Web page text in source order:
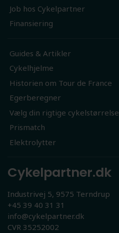
Job hos Cykelpartner
Finansiering
Guides & Artikler
Cykelhjelme
Historien om Tour de France
Egerberegner
Vælg din rigtige cykelstørrelse
Prismatch
Elektrolytter
Cykelpartner.dk
Industrivej 5, 9575 Terndrup
+45 39 40 31 31
info@cykelpartner.dk
CVR 35252002